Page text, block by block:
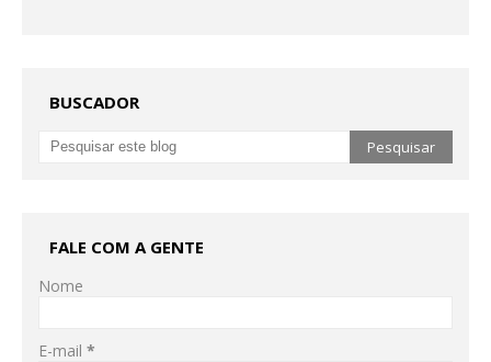
BUSCADOR
FALE COM A GENTE
Nome
E-mail *